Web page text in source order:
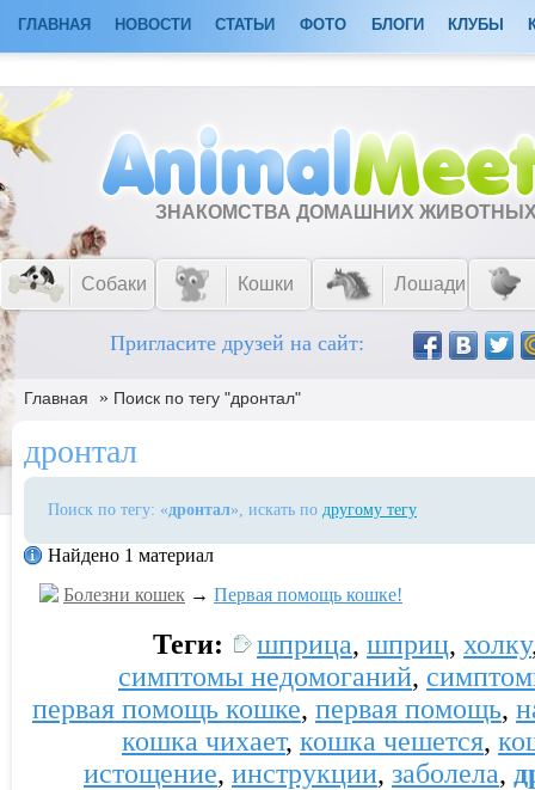
ГЛАВНАЯ НОВОСТИ СТАТЬИ ФОТО БЛОГИ КЛУБЫ
ЗНАКОМСТВА ДОМАШНИХ
Собаки Кошки Лошади
Пригласите друзей на сайт:
Главная » Поиск по тегу "дронтал"
дронтал
Поиск по тегу: «дронтал», искать по другому тегу
Найдено 1 материал
Болезни кошек → Первая помощь кошке!
Теги: шприца, шприц, холку
симптомы недомоганий,
первая помощь кошке, первая помощь,
кошка чихает, кошка чешется,
истощение, инструкции, заболела,